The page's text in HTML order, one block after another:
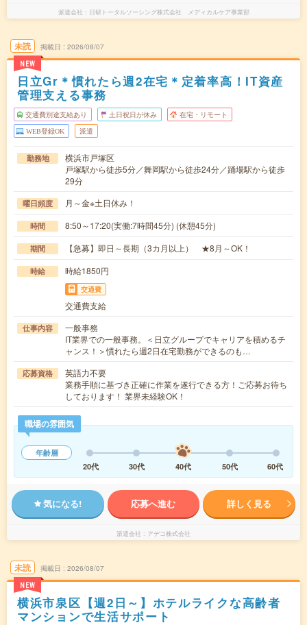
派遣会社 日研トータルソーシング株式会社 メディカルケア事業部
未読
NEW
掲載日 2026/08/07
日立Gr＊慣れたら週2在宅＊定着率高！IT資産
管理支える事務
交通費別途支給あり 土日祝日が休み 在宅・リモート
WEB登録OK 派遣
勤務地
横浜市戸塚区
戸塚駅から徒歩5分／舞岡駅から徒歩24分／踊場駅から徒歩
29分
曜日頻度 月～金※土日休み！
時間 8:50～17:20(実働:7時間45分) (休憩45分)
期間 【急募】即日～長期（3カ月以上） ★8月～OK！
時給 時給1850円
交通費
交通費支給
仕事内容
一般事務
IT業界での一般事務。＜日立グループでキャリアを積めるチ
ャンス！＞慣れたら週2日在宅勤務ができるのも…
応募資格
英語力不要
業務手順に基づき正確に作業を遂行できる方！ご応募お待ち
しております！ 業界未経験OK！
職場の雰囲気
年齢層
20代
30代 40代 50代 60代
気になる! 応募へ進む 詳しく見る
派遣会社 アデコ株式会社
未読
NEW
掲載日 2026/08/07
横浜市泉区【週2日～】ホテルライクな高齢者
マンションで生活サポート